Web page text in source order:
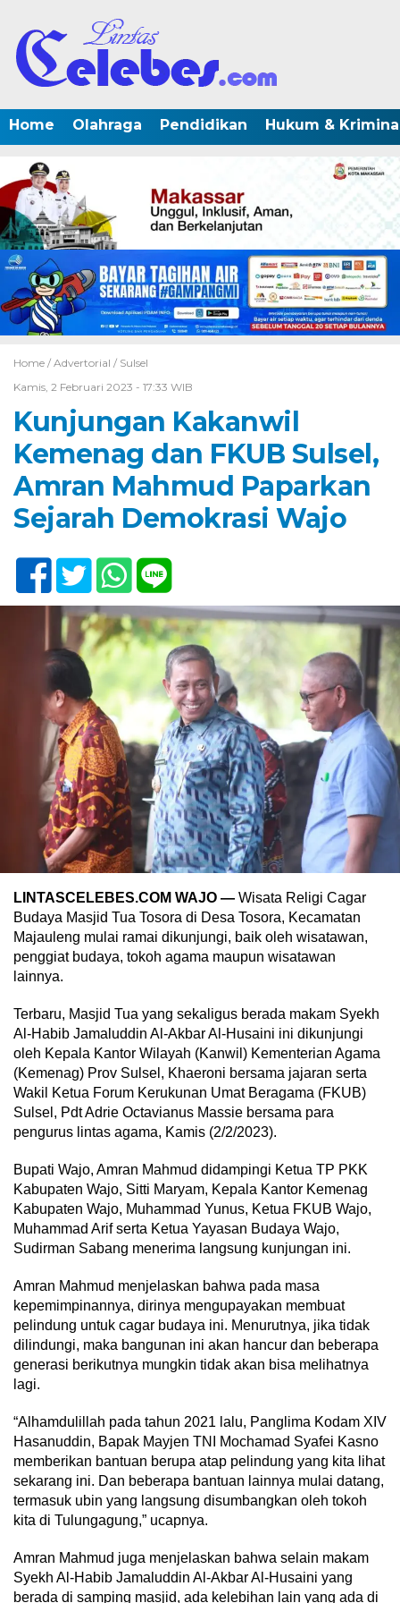
Home Olahraga Pendidikan Hukum &
Home / Advertorial / Sulsel
Kamis, 2 Februari 2023 - 17:33 WIB
Kunjungan Kakanwil
Kemenag dan FKUB Sulsel,
Amran Mahmud Paparkan
Sejarah Demokrasi Wajo
LINTASCELEBES.COM WAJO — Wisata Religi Cagar
Budaya Masjid Tua Tosora di Desa Tosora, Kecamatan
Majauleng mulai ramai dikunjungi, baik oleh wisatawan,
penggiat budaya, tokoh agama maupun wisatawan
lainnya.
Terbaru, Masjid Tua yang sekaligus berada makam Syekh
Al-Habib Jamaluddin Al-Akbar Al-Husaini ini dikunjungi
oleh Kepala Kantor Wilayah (Kanwil) Kementerian Agama
(Kemenag) Prov Sulsel, Khaeroni bersama jajaran serta
Wakil Ketua Forum Kerukunan Umat Beragama (FKUB)
Sulsel, Pdt Adrie Octavianus Massie bersama para
pengurus lintas agama, Kamis (2/2/2023).
Bupati Wajo, Amran Mahmud didampingi Ketua TP PKK
Kabupaten Wajo, Sitti Maryam, Kepala Kantor Kemenag
Kabupaten Wajo, Muhammad Yunus, Ketua FKUB Wajo,
Muhammad Arif serta Ketua Yayasan Budaya Wajo,
Sudirman Sabang menerima langsung kunjungan ini.
Amran Mahmud menjelaskan bahwa pada masa
kepemimpinannya, dirinya mengupayakan membuat
pelindung untuk cagar budaya ini. Menurutnya, jika tidak
dilindungi, maka bangunan ini akan hancur dan beberapa
generasi berikutnya mungkin tidak akan bisa melihatnya
lagi.
“Alhamdulillah pada tahun 2021 lalu, Panglima Kodam XIV
Hasanuddin, Bapak Mayjen TNI Mochamad Syafei Kasno
memberikan bantuan berupa atap pelindung yang kita lihat
sekarang ini. Dan beberapa bantuan lainnya mulai datang,
termasuk ubin yang langsung disumbangkan oleh tokoh
kita di Tulungagung,” ucapnya.
Amran Mahmud juga menjelaskan bahwa selain makam
Syekh Al-Habib Jamaluddin Al-Akbar Al-Husaini yang
berada di samping masjid, ada kelebihan lain yang ada di